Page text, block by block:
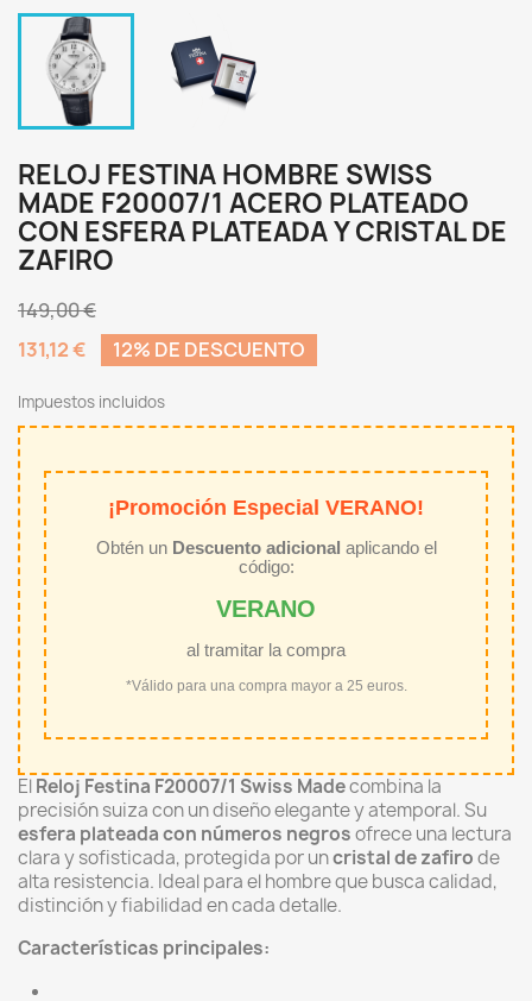
RELOJ FESTINA HOMBRE SWISS
MADE F20007/1 ACERO PLATEADO
CON ESFERA PLATEADA Y CRISTAL DE
ZAFIRO
149,00 €
131,12 €
12% DE DESCUENTO
Impuestos incluidos
¡Promoción Especial VERANO!
Obtén un Descuento adicional aplicando el
código:
VERANO
al tramitar la compra
*Válido para una compra mayor a 25 euros.
ElReloj Festina F20007/1 Swiss Madecombina la
precisión suiza con un diseño elegante y atemporal. Su
esfera plateada con números negrosofrece una lectura
clara y sofisticada, protegida por uncristal de zafirode
alta resistencia. Ideal para el hombre que busca calidad,
distinción y fiabilidad en cada detalle.
Características principales: